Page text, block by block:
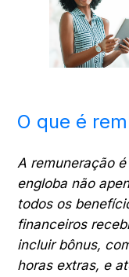
O que é
A remuneração
engloba não
todos os
financeiros
incluir bônus,
horas extras, e